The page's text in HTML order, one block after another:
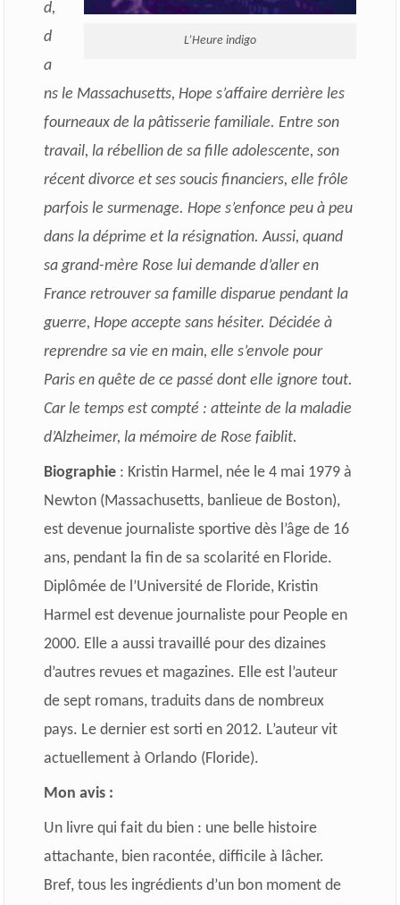
L’Heure indigo
d,
d
a
ns le Massachusetts, Hope s’affaire derrière les
fourneaux de la pâtisserie familiale. Entre son
travail, la rébellion de sa fille adolescente, son
récent divorce et ses soucis financiers, elle frôle
parfois le surmenage. Hope s’enfonce peu à peu
dans la déprime et la résignation. Aussi, quand
sa grand-mère Rose lui demande d’aller en
France retrouver sa famille disparue pendant la
guerre, Hope accepte sans hésiter. Décidée à
reprendre sa vie en main, elle s’envole pour
Paris en quête de ce passé dont elle ignore tout.
Car le temps est compté : atteinte de la maladie
d’Alzheimer, la mémoire de Rose faiblit.
Biographie: Kristin Harmel, née le 4 mai 1979 à
Newton (Massachusetts, banlieue de Boston),
est devenue journaliste sportive dès l’âge de 16
ans, pendant la fin de sa scolarité en Floride.
Diplômée de l’Université de Floride, Kristin
Harmel est devenue journaliste pour People en
2000. Elle a aussi travaillé pour des dizaines
d’autres revues et magazines. Elle est l’auteur
de sept romans, traduits dans de nombreux
pays. Le dernier est sorti en 2012. L’auteur vit
actuellement à Orlando (Floride).
Mon avis :
Un livre qui fait du bien : une belle histoire
attachante, bien racontée, difficile à lâcher.
Bref, tous les ingrédients d’un bon moment de